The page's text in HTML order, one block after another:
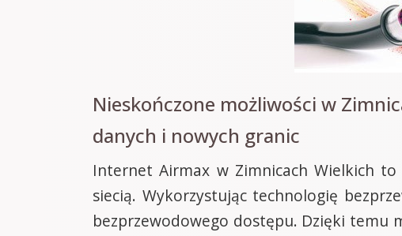
Nieskończone możliwości w
danych i nowych granic
Internet Airmax w Zimnicach Wielkich
siecią. Wykorzystując technologię
bezprzewodowego dostępu. Dzięki temu